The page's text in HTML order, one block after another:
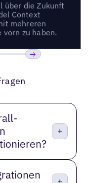
über die Zukunft
Context
mehreren
zu haben.